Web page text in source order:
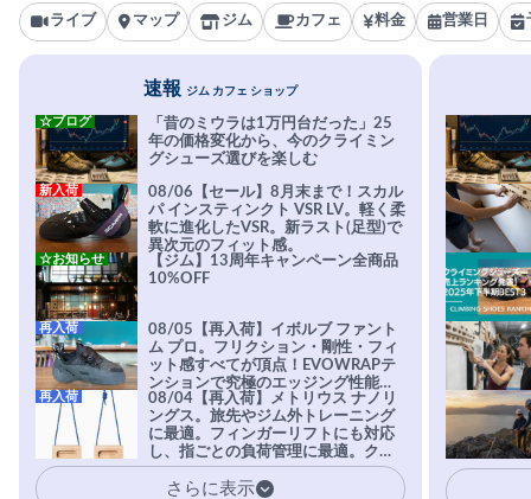
ライブ マップ ジム カフェ 料金 営業日
速報 ジム カフェ ショップ
「昔のミウラは1万円台だった」25
年の価格変化から、今のクライミン
グシューズ選びを楽しむ
☆ブログ
08/06【セール】8月末まで！スカル
パ インスティンクト VSR LV。軽く柔
軟に進化したVSR。新ラスト(足型)で
異次元のフィット感。
新入荷
【ジム】13周年キャンペーン全商品
10%OFF
☆お知らせ
08/05【再入荷】イボルブ ファント
ム プロ。フリクション・剛性・フィ
ット感すべてが頂点！EVOWRAPテ
ンションで究極のエッジング性能を
実現。進化系ラバーEvo-74はTRAX
を凌駕する粘着力で極小ホールドに
安心感。
再入荷
08/04【再入荷】メトリウス ナノリ
ングス。旅先やジム外トレーニング
に最適。フィンガーリフトにも対応
し、指ごとの負荷管理に最適。クラ
イマーの指を本気で鍛えるギア。
再入荷
さらに表示